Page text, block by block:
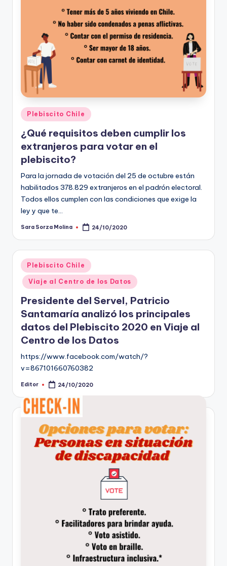
Publicado
en
Plebiscito Chile
¿Qué requisitos deben cumplir los
extranjeros para votar en el
plebiscito?
Para la jornada de votación del 25 de octubre están
habilitados 378.829 extranjeros en el padrón electoral.
Todos ellos cumplen con las condiciones que exige la
ley y que te…
Publicado
Sara Sorza Molina 24/10/2020
Publicado
en
Plebiscito Chile
Viaje al Centro de los Datos
Presidente del Servel, Patricio
Santamaría analizó los principales
datos del Plebiscito 2020 en Viaje al
Centro de los Datos
https://www.facebook.com/watch/?
v=867101660760382
Publicado
Editor 24/10/2020